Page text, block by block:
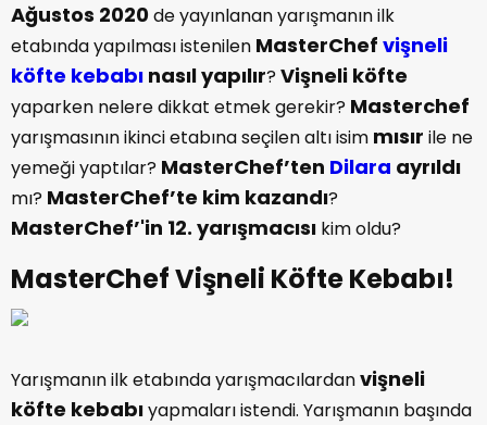
Ağustos 2020de yayınlanan yarışmanın ilk
etabında yapılması istenilen MasterChef vişneli
köfte kebabı nasıl yapılır?Vişneli köfte
yaparken nelere dikkat etmek gerekir? Masterchef
yarışmasının ikinci etabına seçilen altı isim mısır ile ne
yemeği yaptılar? MasterChef’ten Dilara ayrıldı
mı? MasterChef’te kim kazandı?
MasterChef’'in 12. yarışmacısı kim oldu?
MasterChef Vişneli Köfte Kebabı!
Yarışmanın ilk etabında yarışmacılardanvişneli
köfte kebabıyapmaları istendi. Yarışmanın başında